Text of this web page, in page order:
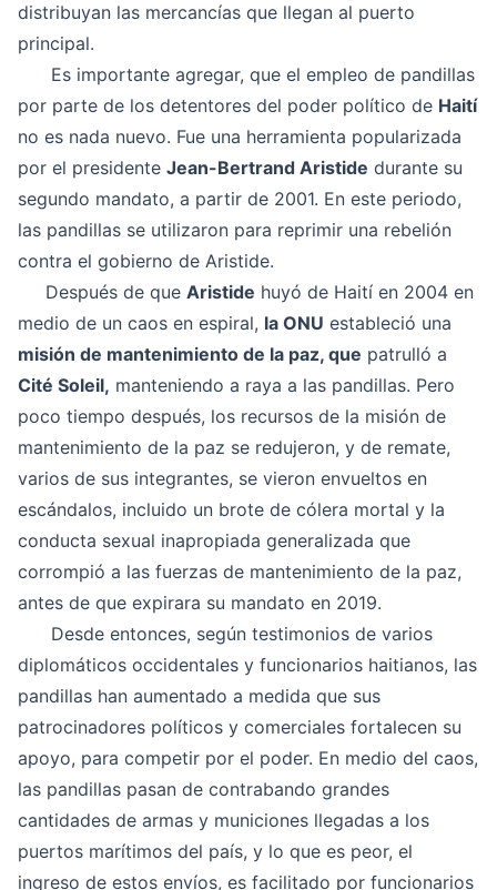
distribuyan las mercancías que llegan al puerto
principal.
Es importante agregar, que el empleo de pandillas
por parte de los detentores del poder político de Haití
no es nada nuevo. Fue una herramienta popularizada
por el presidente Jean-Bertrand Aristide durante su
segundo mandato, a partir de 2001. En este periodo,
las pandillas se utilizaron para reprimir una rebelión
contra el gobierno de Aristide.
Después de que Aristide huyó de Haití en 2004 en
medio de un caos en espiral, la ONU estableció una
misión de mantenimiento de la paz, que patrulló a
Cité Soleil, manteniendo a raya a las pandillas. Pero
poco tiempo después, los recursos de la misión de
mantenimiento de la paz se redujeron, y de remate,
varios de sus integrantes, se vieron envueltos en
escándalos, incluido un brote de cólera mortal y la
conducta sexual inapropiada generalizada que
corrompió a las fuerzas de mantenimiento de la paz,
antes de que expirara su mandato en 2019.
Desde entonces, según testimonios de varios
diplomáticos occidentales y funcionarios haitianos, las
pandillas han aumentado a medida que sus
patrocinadores políticos y comerciales fortalecen su
apoyo, para competir por el poder. En medio del caos,
las pandillas pasan de contrabando grandes
cantidades de armas y municiones llegadas a los
puertos marítimos del país, y lo que es peor, el
ingreso de estos envíos, es facilitado por funcionarios